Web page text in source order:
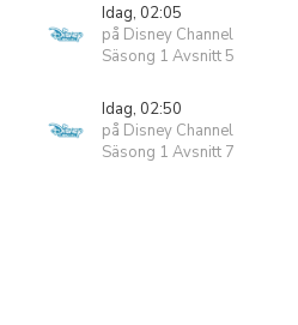
Idag, 02:05
på Disney Channel
Säsong 1 Avsnitt 5
Idag, 02:50
på Disney Channel
Säsong 1 Avsnitt 7